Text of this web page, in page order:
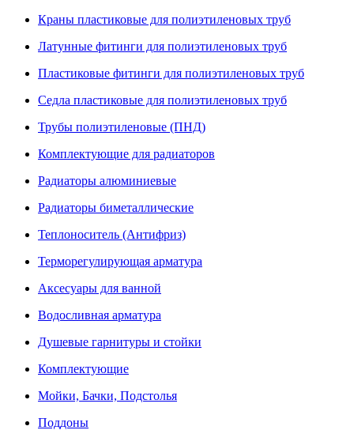
Краны пластиковые для полиэтиленовых труб
Латунные фитинги для полиэтиленовых труб
Пластиковые фитинги для полиэтиленовых труб
Седла пластиковые для полиэтиленовых труб
Трубы полиэтиленовые (ПНД)
Комплектующие для радиаторов
Радиаторы алюминиевые
Радиаторы биметаллические
Теплоноситель (Антифриз)
Терморегулирующая арматура
Аксесуары для ванной
Водосливная арматура
Душевые гарнитуры и стойки
Комплектующие
Мойки, Бачки, Подстолья
Поддоны